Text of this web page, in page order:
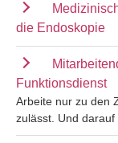
die Endoskopie
Funktionsdienst
Arbeite nur zu den
zulässt. Und